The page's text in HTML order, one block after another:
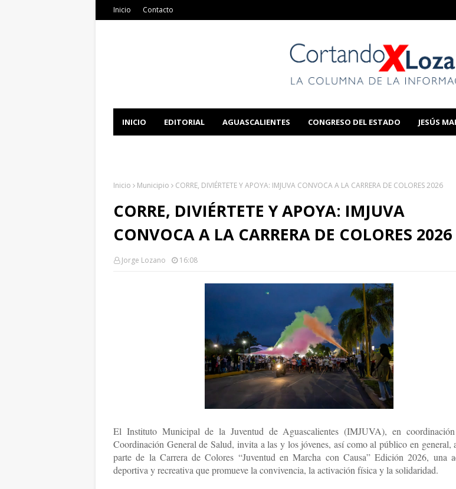
Inicio Contacto
INICIO EDITORIAL AGUASCALIENTES CONGRESO DEL ESTADO JESÚS
Inicio Municipio CORRE, DIVIÉRTETE Y APOYA: IMJUVA CONVOCA A LA CARRERA DE COLORES 2026
CORRE, DIVIÉRTETE Y APOYA: IMJUVA
CONVOCA A LA CARRERA DE COLORES 2026
Jorge Lozano 16:08
El Instituto Municipal de la Juventud de Aguascalientes (IMJUVA), en
Coordinación General de Salud, invita a las y los jóvenes, así como al público en general,
parte de la Carrera de Colores “Juventud en Marcha con Causa” Edición 2026, una
deportiva y recreativa que promueve la convivencia, la activación física y la solidaridad.